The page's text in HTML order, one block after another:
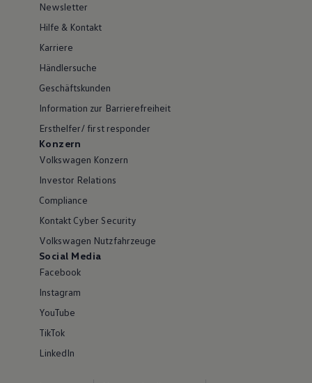
Newsletter
Hilfe & Kontakt
Karriere
Händlersuche
Geschäftskunden
Information zur Barrierefreiheit
Ersthelfer/ first responder
Konzern
Volkswagen Konzern
Investor Relations
Compliance
Kontakt Cyber Security
Volkswagen Nutzfahrzeuge
Social Media
Facebook
Instagram
YouTube
TikTok
LinkedIn